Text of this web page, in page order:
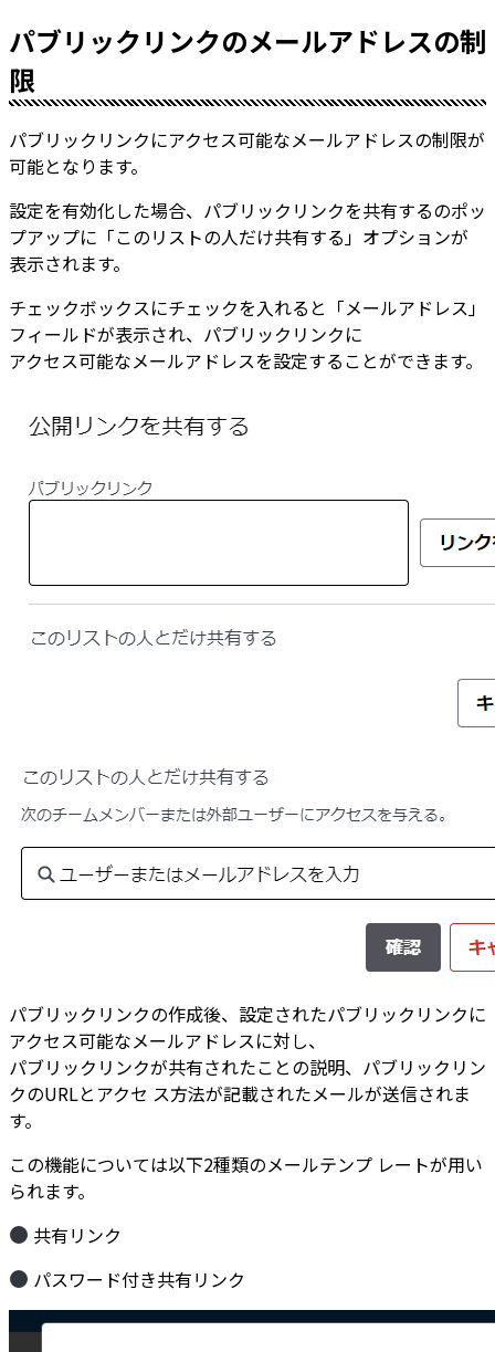
パブリックリンクのメールアドレスの制
限
パブリックリンクにアクセス可能なメールアドレスの制限が
可能となります。
設定を有効化した場合、パブリックリンクを共有するのポッ
プアップに「このリストの人だけ共有する」オプションが
表示されます。
チェックボックスにチェックを入れると「メールアドレス」
フィールドが表示され、パブリックリンクに
アクセス可能なメールアドレスを設定することができます。
パブリックリンクの作成後、設定されたパブリックリンクに
アクセス可能なメールアドレスに対し、
パブリックリンクが共有されたことの説明、パブリックリン
クのURLとアクセ ス方法が記載されたメールが送信されま
す。
この機能については以下2種類のメールテンプ レートが用い
られます。
共有リンク
パスワード付き共有リンク